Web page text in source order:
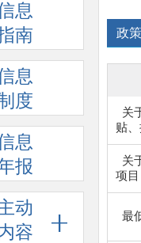
息
南
息
度
息
报
动
容
政
关
贴
关
项
最